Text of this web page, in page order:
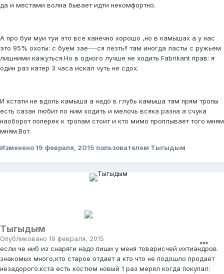
да и местами волна бывает идти некомфортно.
А про буи муи туи это все канечно хорошо ,но в камышах а у нас
это 95% охоты: с буем зае---ся лезть!! там иногда ласты с ружьем
лишними кажуться.Но в одного лучше не ходить Fabrikant прав: я
один раз катер 3 часа искал чуть не сдох.
И кстати не вдоль камыша а надо в глубь камыша там прям тропы
есть сазан любит по ним ходить и мелочь всяка разна а счука
наоборот поперек к тропам стоит и кто мимо проплывает того мням
мням.Вот.
Изменено 19 февраля, 2015 пользователем Тыгыдым
Тыгыдым
Опубликовано 19 февраля, 2015
если че ниб из снаряги надо пиши у меня товарисчей ихтиандров
знакомых много,кто старое отдает а кто что не подошло продает
незадорого.кста есть костюм новый 1 раз мерял когда покупал: